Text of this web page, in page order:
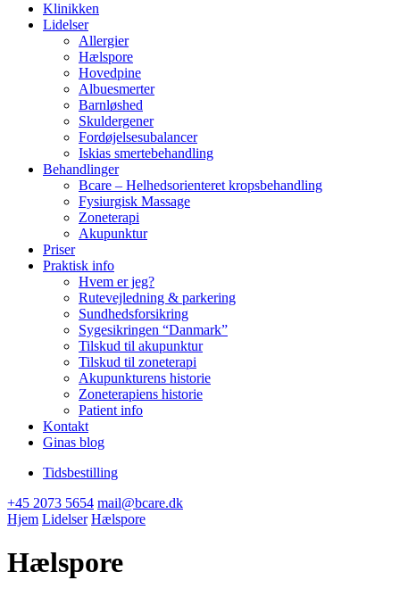
Klinikken
Lidelser
Allergier
Hælspore
Hovedpine
Albuesmerter
Barnløshed
Skuldergener
Fordøjelsesubalancer
Iskias smertebehandling
Behandlinger
Bcare – Helhedsorienteret kropsbehandling
Fysiurgisk Massage
Zoneterapi
Akupunktur
Priser
Praktisk info
Hvem er jeg?
Rutevejledning & parkering
Sundhedsforsikring
Sygesikringen “Danmark”
Tilskud til akupunktur
Tilskud til zoneterapi
Akupunkturens historie
Zoneterapiens historie
Patient info
Kontakt
Ginas blog
Tidsbestilling
+45 2073 5654 mail@bcare.dk
Hjem Lidelser Hælspore
Hælspore